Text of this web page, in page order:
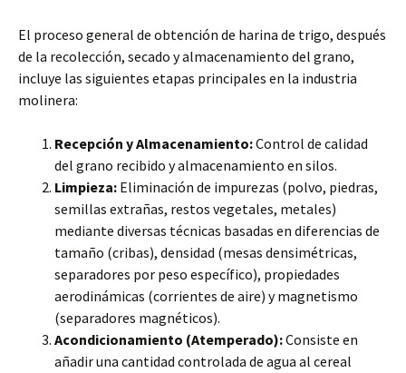
El proceso general de obtención de harina de trigo, después
de la recolección, secado y almacenamiento del grano,
incluye las siguientes etapas principales en la industria
molinera:
Recepción y Almacenamiento:Control de calidad
del grano recibido y almacenamiento en silos.
Limpieza: Eliminación de impurezas (polvo, piedras,
semillas extrañas, restos vegetales, metales)
mediante diversas técnicas basadas en diferencias de
tamaño (cribas), densidad (mesas densimétricas,
separadores por peso específico), propiedades
aerodinámicas (corrientes de aire) y magnetismo
(separadores magnéticos).
Acondicionamiento (Atemperado):Consiste en
añadir una cantidad controlada de agua al cereal